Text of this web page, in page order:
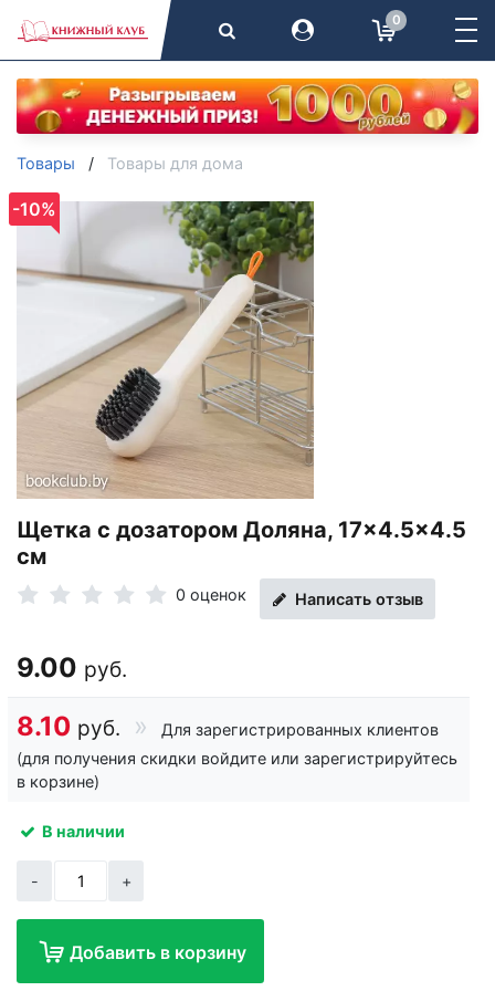
0
Товары Товары для дома
-10%
Щетка с дозатором Доляна, 17×4.5×4.5
см
0 оценок Написать отзыв
9.00 руб.
8.10 руб.
Для зарегистрированных клиентов
(для получения скидки войдите или зарегистрируйтесь
в корзине)
В наличии
- +
Добавить в корзину